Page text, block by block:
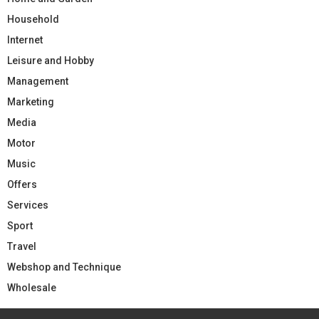
Household
Internet
Leisure and Hobby
Management
Marketing
Media
Motor
Music
Offers
Services
Sport
Travel
Webshop and Technique
Wholesale